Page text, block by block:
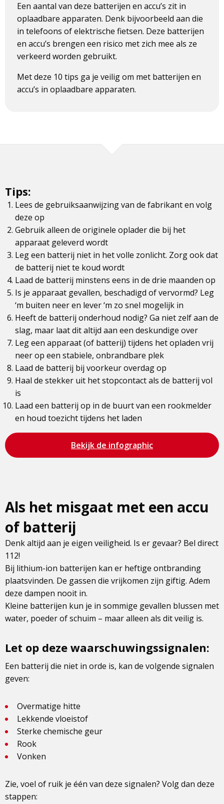
Een aantal van deze batterijen en accu’s zit in
oplaadbare apparaten. Denk bijvoorbeeld aan die
in telefoons of elektrische fietsen. Deze batterijen
en accu’s brengen een risico met zich mee als ze
verkeerd worden gebruikt.
Met deze 10 tips ga je veilig om met batterijen en
accu’s in oplaadbare apparaten.
Tips:
Lees de gebruiksaanwijzing van de fabrikant en volg
deze op
Gebruik alleen de originele oplader die bij het
apparaat geleverd wordt
Leg een batterij niet in het volle zonlicht. Zorg ook dat
de batterij niet te koud wordt
Laad de batterij minstens eens in de drie maanden op
Is je apparaat gevallen, beschadigd of vervormd? Leg
‘m buiten neer en lever ‘m zo snel mogelijk in
Heeft de batterij onderhoud nodig? Ga niet zelf aan de
slag, maar laat dit altijd aan een deskundige over
Leg een apparaat (of batterij) tijdens het opladen vrij
neer op een stabiele, onbrandbare plek
Laad de batterij bij voorkeur overdag op
Haal de stekker uit het stopcontact als de batterij vol
is
Laad een batterij op in de buurt van een rookmelder
en houd toezicht tijdens het laden
Bezoek
de
Bekijk de infographic
Als het misgaat met een accu
of batterij
Denk altijd aan je eigen veiligheid. Is er gevaar? Bel direct
112!
Bij lithium-ion batterijen kan er heftige ontbranding
plaatsvinden. De gassen die vrijkomen zijn giftig. Adem
deze dampen nooit in.
Kleine batterijen kun je in sommige gevallen blussen met
water, poeder of schuim – maar alleen als dit veilig is.
Let op deze waarschuwingssignalen:
Een batterij die niet in orde is, kan de volgende signalen
geven:
Overmatige hitte
Lekkende vloeistof
Sterke chemische geur
Rook
Vonken
Zie, voel of ruik je één van deze signalen? Volg dan deze
stappen: